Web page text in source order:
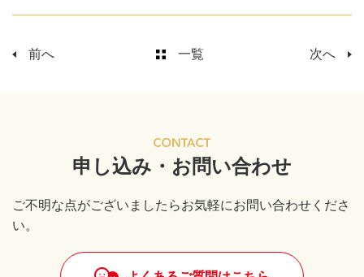
前へ 一覧 次へ
申し込み・お問い合わせ
ご不明な点がございましたらお気軽にお問い合わせくださ
い。